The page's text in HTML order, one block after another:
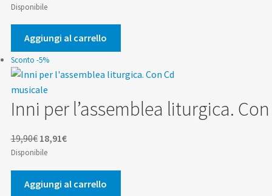
prezzo
originale
era:
12,00€.
attuale
è:
11,40€.
Disponibile
Aggiungi al carrello
Sconto -5%
Inni per l’assemblea liturgica.
19,90€ Il
prezzo
originale
era:
18,91€Il
attuale
è:
Disponibile
Aggiungi al carrello